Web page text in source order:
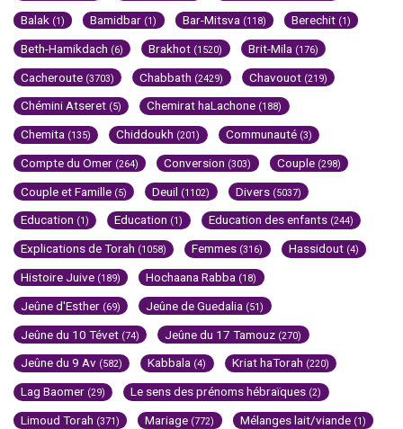
Balak (1) Bamidbar (1) Bar-Mitsva (118) Berechit (1)
Beth-Hamikdach (6) Brakhot (1520) Brit-Mila (176)
Cacheroute (3703) Chabbath (2429) Chavouot (219)
Chémini Atseret (5) Chemirat haLachone (188)
Chemita (135) Chiddoukh (201) Communauté (3)
Compte du Omer (264) Conversion (303) Couple (298)
Couple et Famille (5) Deuil (1102) Divers (5037)
Education (1) Education (1) Education des enfants (244)
Explications de Torah (1058) Femmes (316) Hassidout (4)
Histoire Juive (189) Hochaana Rabba (18)
Jeûne d'Esther (69) Jeûne de Guedalia (51)
Jeûne du 10 Tévet (74) Jeûne du 17 Tamouz (270)
Jeûne du 9 Av (582) Kabbala (4) Kriat haTorah (220)
Lag Baomer (29) Le sens des prénoms hébraïques (2)
Limoud Torah (371) Mariage (772) Mélanges lait/viande (1)